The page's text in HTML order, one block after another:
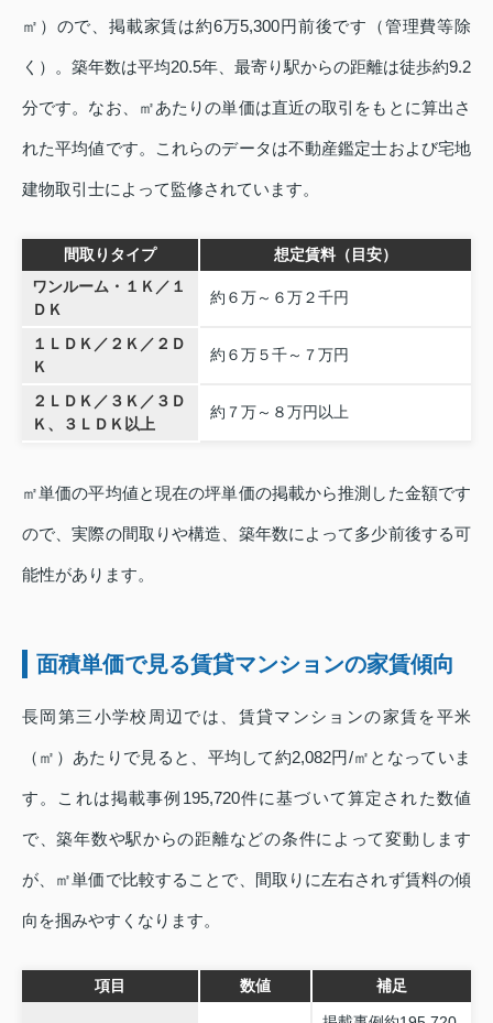
㎡）ので、掲載家賃は約6万5,300円前後です（管理費等除
く）。築年数は平均20.5年、最寄り駅からの距離は徒歩約9.2
分です。なお、㎡あたりの単価は直近の取引をもとに算出さ
れた平均値です。これらのデータは不動産鑑定士および宅地
建物取引士によって監修されています。
間取りタイプ
想定賃料（目安）
ワンルーム・１Ｋ／１
ＤＫ
約６万～６万２千円
１ＬＤＫ／２Ｋ／２Ｄ
Ｋ
約６万５千～７万円
２ＬＤＫ／３Ｋ／３Ｄ
Ｋ、３ＬＤＫ以上
約７万～８万円以上
㎡単価の平均値と現在の坪単価の掲載から推測した金額です
ので、実際の間取りや構造、築年数によって多少前後する可
能性があります。
面積単価で見る賃貸マンションの家賃傾向
長岡第三小学校周辺では、賃貸マンションの家賃を平米
（㎡）あたりで見ると、平均して約2,082円/㎡となっていま
す。これは掲載事例195,720件に基づいて算定された数値
で、築年数や駅からの距離などの条件によって変動します
が、㎡単価で比較することで、間取りに左右されず賃料の傾
向を掴みやすくなります。
項目 数値 補足